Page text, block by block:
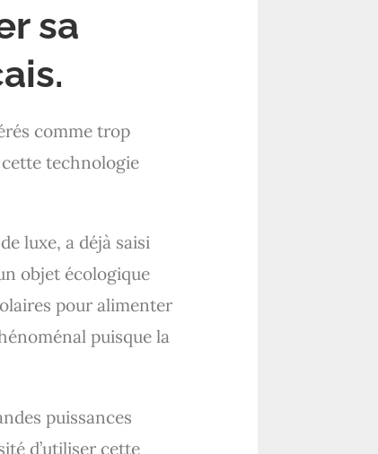
sa
comme trop
technologie
luxe, a déjà saisi
objet écologique
pour alimenter
puisque la
puissances
d’utiliser cette